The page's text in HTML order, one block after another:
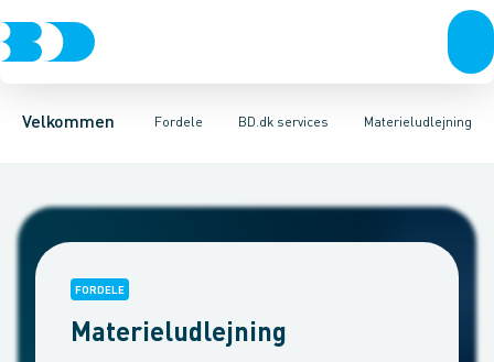
Velkommen Fordele
ProdukterTest og input KontaktBD+Tilgiftskampagne
BD.dk services
Kampagner og messerProdukter i fokus 24-7BD app
Materieludlejning
Kundepriser TilbudsBeregnerHurtigbestillingFavoritlister
FORDELE
Materieludlejning